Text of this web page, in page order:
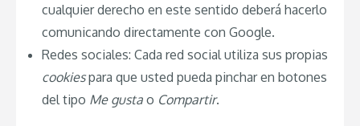
cualquier derecho en este sentido deberá hacerlo
comunicando directamente con Google.
Redes sociales: Cada red social utiliza sus propias
cookiespara que usted pueda pinchar en botones
del tipo Me gusta o Compartir.